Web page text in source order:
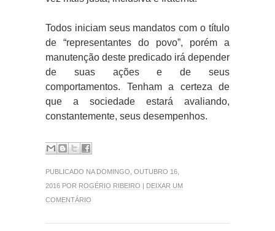
Todos iniciam seus mandatos com o título
de “representantes do povo”, porém a
manutenção deste predicado irá depender
de suas ações e de seus
comportamentos. Tenham a certeza de
que a sociedade estará avaliando,
constantemente, seus desempenhos.
PUBLICADO NA DOMINGO, OUTUBRO 16,
2016 POR ROGÉRIO RIBEIRO | DEIXAR UM
COMENTÁRIO